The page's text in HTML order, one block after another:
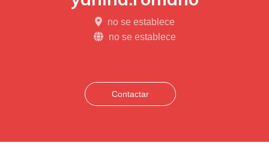
no se establece
no se establece
Contactar